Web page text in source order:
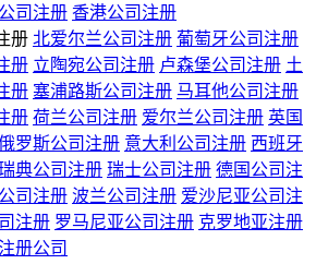
司注册 香港公司注册
册 北爱尔兰公司注册 葡萄牙公司注册
册 立陶宛公司注册 卢森堡公司注册 土
册 塞浦路斯公司注册 马耳他公司注册
册 荷兰公司注册 爱尔兰公司注册 英国
罗斯公司注册 意大利公司注册 西班牙
典公司注册 瑞士公司注册 德国公司注
司注册 波兰公司注册 爱沙尼亚公司注
注册 罗马尼亚公司注册 克罗地亚注册
册公司